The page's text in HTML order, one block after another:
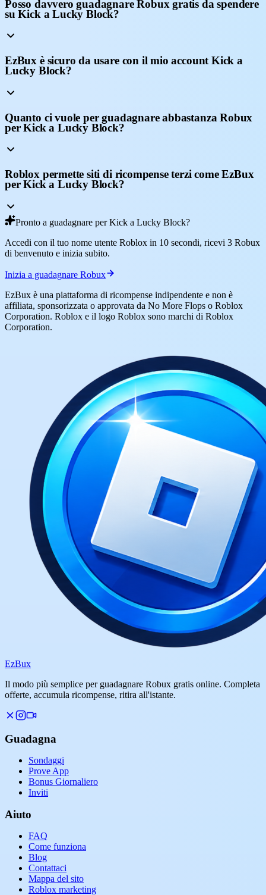
Posso davvero guadagnare Robux gratis da spendere
su Kick a Lucky Block?
EzBux è sicuro da usare con il mio account Kick a
Lucky Block?
Quanto ci vuole per guadagnare abbastanza Robux
per Kick a Lucky Block?
Roblox permette siti di ricompense terzi come EzBux
per Kick a Lucky Block?
Pronto a guadagnare per Kick a Lucky Block?
Accedi con il tuo nome utente Roblox in 10 secondi, ricevi 3 Robux
di benvenuto e inizia subito.
Inizia a guadagnare Robux
EzBux è una piattaforma di ricompense indipendente e non è
affiliata, sponsorizzata o approvata da No More Flops o Roblox
Corporation. Roblox e il logo Roblox sono marchi di Roblox
Corporation.
EzBux
Il modo più semplice per guadagnare Robux gratis online. Completa
offerte, accumula ricompense, ritira all'istante.
Guadagna
Sondaggi
Prove App
Bonus Giornaliero
Inviti
Aiuto
FAQ
Come funziona
Blog
Contattaci
Mappa del sito
Roblox marketing